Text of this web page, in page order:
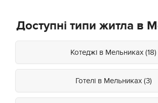
Доступні типи житла в
Котеджі в Мельниках (18)
Готелі в Мельниках (3)